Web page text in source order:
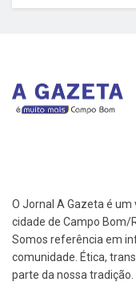
O Jornal A Gazeta é
cidade de Campo Bom/
Somos referência em
comunidade. Ética,
parte da nossa tradição.